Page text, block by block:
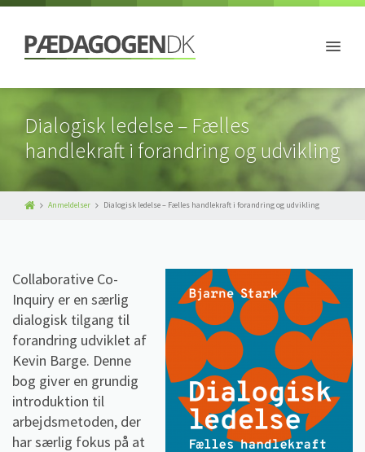
Dialogisk ledelse – Fælles
handlekraft i forandring og udvikling
Anmeldelser Dialogisk ledelse – Fælles handlekraft i forandring og udvikling
Collaborative Co-
Inquiry er en særlig
dialogisk tilgang til
forandring udviklet af
Kevin Barge. Denne
bog giver en grundig
introduktion til
arbejdsmetoden, der
har særlig fokus på at